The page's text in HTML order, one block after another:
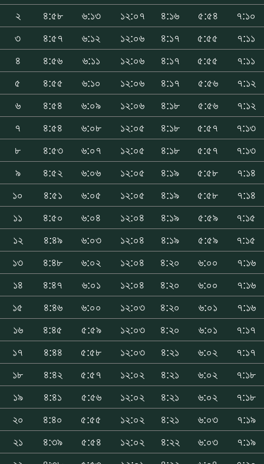
২
৪:৫৮ ৬:১৩ ১২:০৭ ৪:১৬ ৫:৫৪
৭:১০
৩
৪:৫৭ ৬:১২ ১২:০৬ ৪:১৭ ৫:৫৫
৭:১১
৪
৪:৫৬ ৬:১১ ১২:০৬ ৪:১৭ ৫:৫৫
৭:১১
৫
৪:৫৫ ৬:১০ ১২:০৬ ৪:১৭ ৫:৫৬
৭:১২
৬
৪:৫৪ ৬:০৯ ১২:০৬ ৪:১৮ ৫:৫৬
৭:১২
৭
৪:৫৪ ৬:০৮ ১২:০৫ ৪:১৮ ৫:৫৭
৭:১৩
৮
৪:৫৩ ৬:০৭ ১২:০৫ ৪:১৮ ৫:৫৭
৭:১৩
৯
৪:৫২ ৬:০৬ ১২:০৫ ৪:১৯ ৫:৫৮
৭:১৪
১০
৪:৫১ ৬:০৫ ১২:০৫ ৪:১৯ ৫:৫৮
৭:১৪
১১
৪:৫০ ৬:০৪ ১২:০৪ ৪:১৯ ৫:৫৯
৭:১৫
১২
৪:৪৯ ৬:০৩ ১২:০৪ ৪:১৯ ৫:৫৯
৭:১৫
১৩
৪:৪৮ ৬:০২ ১২:০৪ ৪:২০ ৬:০০
৭:১৬
১৪
৪:৪৭ ৬:০১ ১২:০৪ ৪:২০ ৬:০০
৭:১৬
১৫
৪:৪৬ ৬:০০ ১২:০৩ ৪:২০ ৬:০১
৭:১৬
১৬
৪:৪৫ ৫:৫৯ ১২:০৩ ৪:২০ ৬:০১
৭:১৭
১৭
৪:৪৪ ৫:৫৮ ১২:০৩ ৪:২১ ৬:০২
৭:১৭
১৮
৪:৪২ ৫:৫৭ ১২:০২ ৪:২১ ৬:০২
৭:১৮
১৯
৪:৪১ ৫:৫৬ ১২:০২ ৪:২১ ৬:০২
৭:১৮
২০
৪:৪০ ৫:৫৫ ১২:০২ ৪:২১ ৬:০৩
৭:১৯
২১
৪:৩৯ ৫:৫৪ ১২:০২ ৪:২২ ৬:০৩
৭:১৯